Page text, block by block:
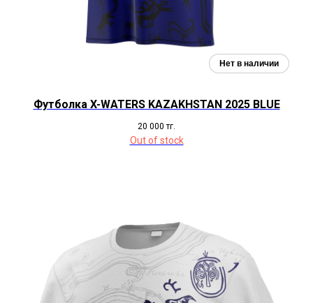
Футболка X-WATERS KAZAKHSTAN 2025 BLUE
20 000 тг.
Out of stock